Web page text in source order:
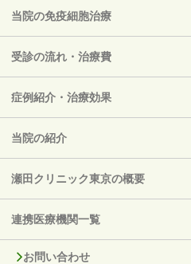
当院の免疫細胞治療
受診の流れ・治療費
症例紹介・治療効果
当院の紹介
瀬田クリニック東京の概要
連携医療機関一覧
お問い合わせ